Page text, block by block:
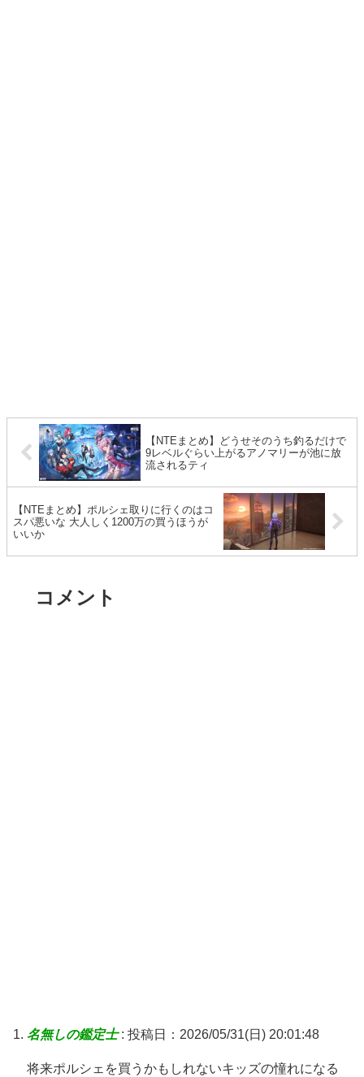
【NTEまとめ】どうせそのうち釣るだけで
9レベルぐらい上がるアノマリーが池に放
流されるティ
【NTEまとめ】ポルシェ取りに行くのはコ
スパ悪いな 大人しく1200万の買うほうが
いいか
コメント
名無しの鑑定士: 投稿日：2026/05/31(日) 20:01:48
将来ポルシェを買うかもしれないキッズの憧れになる